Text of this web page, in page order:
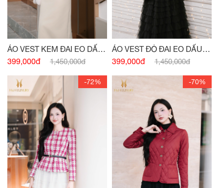
ÁO VEST KEM ĐAI EO DẤU
KHUY
399,000đ 1,450,000đ
ÁO VEST ĐỎ ĐAI EO DẤU
KHUY
399,000đ 1,450,000đ
-72% -70%